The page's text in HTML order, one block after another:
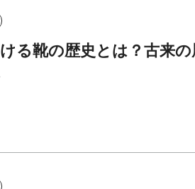
る靴の歴史とは？古来